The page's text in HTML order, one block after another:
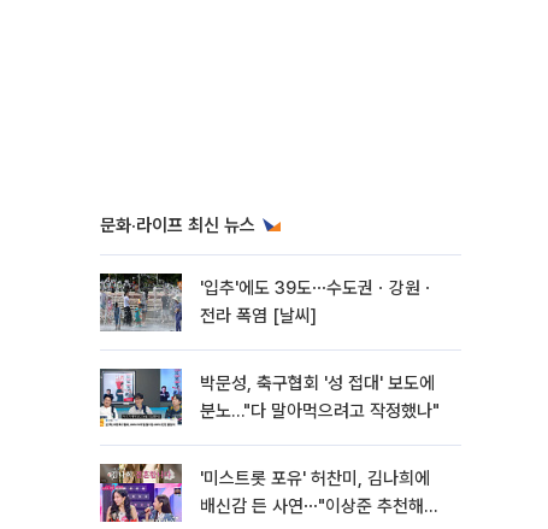
문화·라이프 최신 뉴스
'입추'에도 39도⋯수도권ㆍ강원ㆍ
전라 폭염 [날씨]
박문성, 축구협회 '성 접대' 보도에
분노…"다 말아먹으려고 작정했나"
'미스트롯 포유' 허찬미, 김나희에
배신감 든 사연⋯"이상준 추천해주